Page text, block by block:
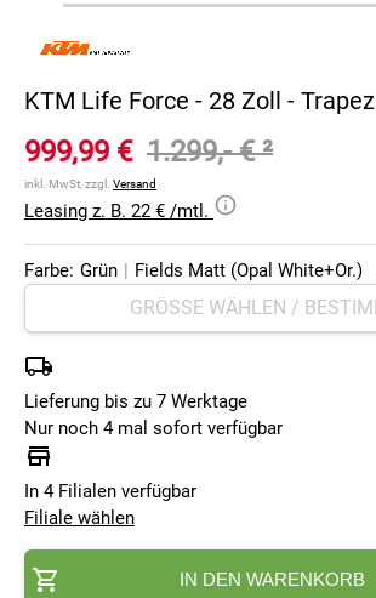
KTM Life Force - 28 Zoll - Trapez
999,99 € 1.299,- €²
inkl. MwSt, zzgl. Versand
Leasing z. B. 22 € /mtl.
Farbe: Grün | Fields Matt (Opal White+Or.)
Lieferung bis zu 7 Werktage
Nur noch 4 mal sofort verfügbar
In 4 Filialen verfügbar
Filiale wählen
IN DEN WARENKORB